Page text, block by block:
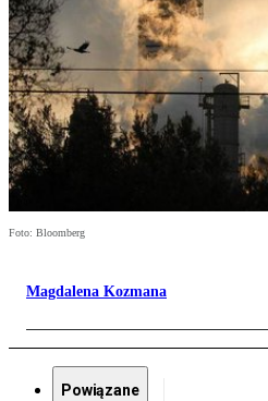
Foto: Bloomberg
Magdalena Kozmana
Powiązane